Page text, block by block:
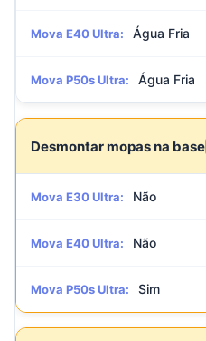
Mova E40 Ultra: Água Fria
Mova P50s Ultra: Água Fria
Desmontar mopas na base
Mova E30 Ultra: Não
Mova E40 Ultra: Não
Mova P50s Ultra: Sim